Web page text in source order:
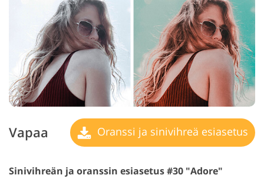
Vapaa Oranssi ja sinivihreä esiasetus
Sinivihreän ja oranssin esiasetus #30 "Adore"